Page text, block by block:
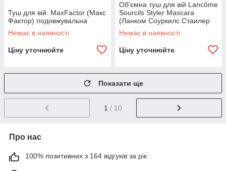
Туш для вій. MaxFactor (Макс
Фактор) подовжувальна
Немає в наявності
Ціну уточнюйте
Об'ємна туш для вій Lancôme
Sourcils Styler Mascara
(Ланком Соуркилс Стаилер
Маскара)
Немає в наявності
Ціну уточнюйте
Показати ще
1 / 10
Про нас
100% позитивних з 164 відгуків за рік